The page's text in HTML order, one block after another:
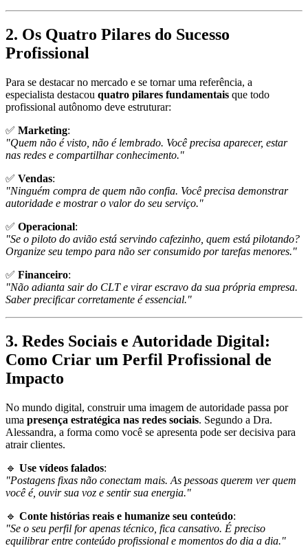
2. Os Quatro Pilares do Sucesso
Profissional
Para se destacar no mercado e se tornar uma referência, a
especialista destacou quatro pilares fundamentais que todo
profissional autônomo deve estruturar:
✅ Marketing:
"Quem não é visto, não é lembrado. Você precisa aparecer, estar
nas redes e compartilhar conhecimento."
✅ Vendas:
"Ninguém compra de quem não confia. Você precisa demonstrar
autoridade e mostrar o valor do seu serviço."
✅ Operacional:
"Se o piloto do avião está servindo cafezinho, quem está pilotando?
Organize seu tempo para não ser consumido por tarefas menores."
✅ Financeiro:
"Não adianta sair do CLT e virar escravo da sua própria empresa.
Saber precificar corretamente é essencial."
3. Redes Sociais e Autoridade Digital:
Como Criar um Perfil Profissional de
Impacto
No mundo digital, construir uma imagem de autoridade passa por
uma presença estratégica nas redes sociais. Segundo a Dra.
Alessandra, a forma como você se apresenta pode ser decisiva para
atrair clientes.
🔹 Use vídeos falados:
"Postagens fixas não conectam mais. As pessoas querem ver quem
você é, ouvir sua voz e sentir sua energia."
🔹 Conte histórias reais e humanize seu conteúdo:
"Se o seu perfil for apenas técnico, fica cansativo. É preciso
equilibrar entre conteúdo profissional e momentos do dia a dia."